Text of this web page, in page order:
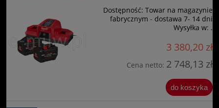
Dostępność: Towar na magazynie
fabrycznym - dostawa 7- 14 dni
Wysyłka w: .
3 380,20 zł
Cena netto: 2 748,13 zł
do koszyka